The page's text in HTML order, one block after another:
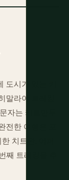
시가 있는 카
라야 트레킹
자는 카트만두
한 여행은 포
치트완, 어퍼
트레킹을 추